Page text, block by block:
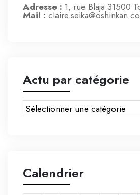
Adresse : 1, rue Blaja 31500
Mail :
Actu par catégorie
Calendrier